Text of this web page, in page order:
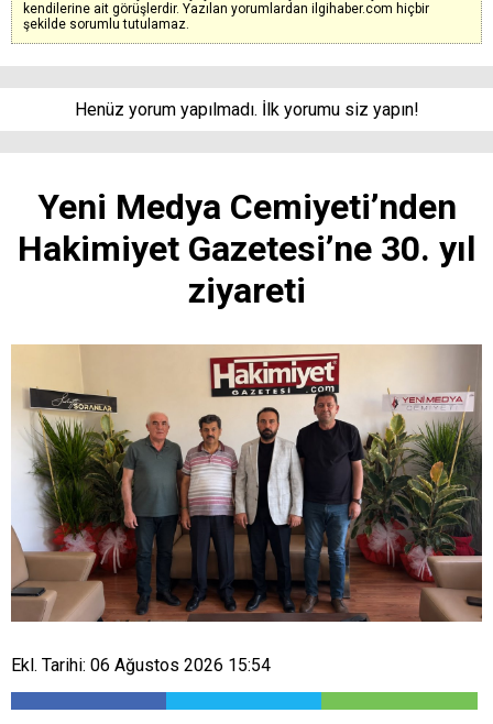
kendilerine ait görüşlerdir. Yazılan yorumlardan ilgihaber.com hiçbir
şekilde sorumlu tutulamaz.
Henüz yorum yapılmadı. İlk yorumu siz yapın!
Yeni Medya Cemiyeti’nden
Hakimiyet Gazetesi’ne 30. yıl
ziyareti
Ekl. Tarihi: 06 Ağustos 2026 15:54